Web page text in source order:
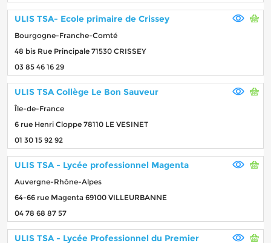
ULIS TSA- Ecole primaire de Crissey
Bourgogne-Franche-Comté
48 bis Rue Principale 71530 CRISSEY
03 85 46 16 29
ULIS TSA Collège Le Bon Sauveur
Île-de-France
6 rue Henri Cloppe 78110 LE VESINET
01 30 15 92 92
ULIS TSA - Lycée professionnel Magenta
Auvergne-Rhône-Alpes
64-66 rue Magenta 69100 VILLEURBANNE
04 78 68 87 57
ULIS TSA - Lycée Professionnel du Premier